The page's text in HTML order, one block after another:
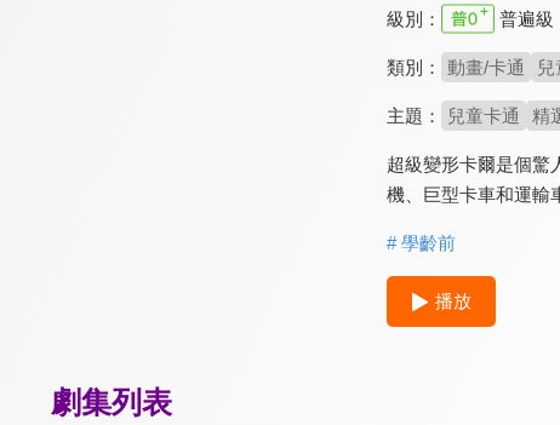
級別： 普遍級
類別： 動畫/卡通 兒
主題： 兒童卡通 精
超級變形卡爾是個驚
機、巨型卡車和運輸
# 學齡前
播放
劇集列表